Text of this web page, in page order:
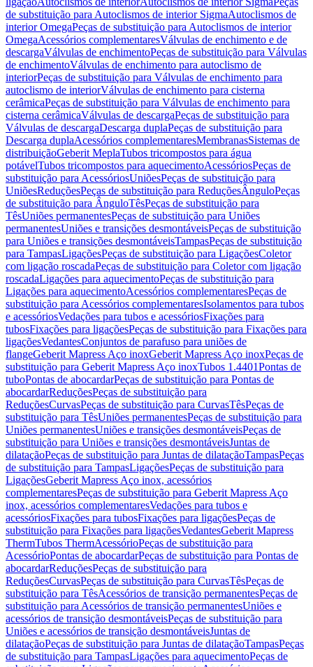
de substituição para Autoclismos de interior SigmaAutoclismos de
interior OmegaPeças de substituição para Autoclismos de interior
OmegaAcessórios complementaresVálvulas de enchimento e de
descargaVálvulas de enchimentoPeças de substituição para Válvulas
de enchimentoVálvulas de enchimento para autoclismo de
interiorPeças de substituição para Válvulas de enchimento para
autoclismo de interiorVálvulas de enchimento para cisterna
cerâmicaPeças de substituição para Válvulas de enchimento para
cisterna cerâmicaVálvulas de descargaPeças de substituição para
Válvulas de descargaDescarga duplaPeças de substituição para
Descarga duplaAcessórios complementaresMembranasSistemas de
distribuiçãoGeberit MeplaTubos tricompostos para água
potávelTubos tricompostos para aquecimentoAcessóriosPeças de
substituição para AcessóriosUniõesPeças de substituição para
UniõesReduçõesPeças de substituição para ReduçõesÂnguloPeças
de substituição para ÂnguloTêsPeças de substituição para
TêsUniões permanentesPeças de substituição para Uniões
permanentesUniões e transições desmontáveisPeças de substituição
para Uniões e transições desmontáveisTampasPeças de substituição
para TampasLigaçõesPeças de substituição para LigaçõesColetor
com ligação roscadaPeças de substituição para Coletor com ligação
roscadaLigações para aquecimentoPeças de substituição para
Ligações para aquecimentoAcessórios complementaresPeças de
substituição para Acessórios complementaresIsolamentos para tubos
e acessóriosVedações para tubos e acessóriosFixações para
tubosFixações para ligaçõesPeças de substituição para Fixações para
ligaçõesVedantesConjuntos de parafuso para uniões de
flangeGeberit Mapress Aço inoxGeberit Mapress Aço inoxPeças de
substituição para Geberit Mapress Aço inoxTubos 1.4401Pontas de
tuboPontas de abocardarPeças de substituição para Pontas de
abocardarReduçõesPeças de substituição para
ReduçõesCurvasPeças de substituição para CurvasTêsPeças de
substituição para TêsUniões permanentesPeças de substituição para
Uniões permanentesUniões e transições desmontáveisPeças de
substituição para Uniões e transições desmontáveisJuntas de
dilataçãoPeças de substituição para Juntas de dilataçãoTampasPeças
de substituição para TampasLigaçõesPeças de substituição para
LigaçõesGeberit Mapress Aço inox, acessórios
complementaresPeças de substituição para Geberit Mapress Aço
inox, acessórios complementaresVedações para tubos e
acessóriosFixações para tubosFixações para ligaçõesPeças de
substituição para Fixações para ligaçõesVedantesGeberit Mapress
ThermTubos ThermAcessórioPeças de substituição para
AcessórioPontas de abocardarPeças de substituição para Pontas de
abocardarReduçõesPeças de substituição para
ReduçõesCurvasPeças de substituição para CurvasTêsPeças de
substituição para TêsAcessórios de transição permanentesPeças de
substituição para Acessórios de transição permanentesUniões e
acessórios de transição desmontáveisPeças de substituição para
Uniões e acessórios de transição desmontáveisJuntas de
dilataçãoPeças de substituição para Juntas de dilataçãoTampasPeças
de substituição para TampasLigações para aquecimentoPeças de